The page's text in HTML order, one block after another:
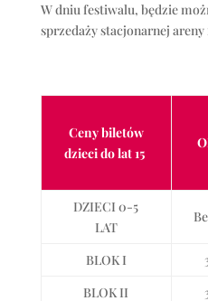
W dniu festiwalu, będzie
sprzedaży stacjonarnej
Ceny biletów
dzieci do lat 15
DZIECI 0-5
LAT
BLOK I
BLOK II